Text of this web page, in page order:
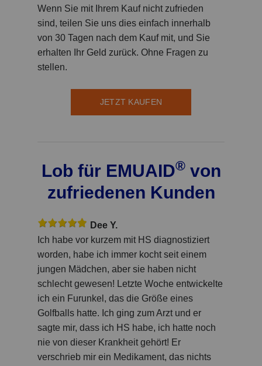
Wenn Sie mit Ihrem Kauf nicht zufrieden
sind, teilen Sie uns dies einfach innerhalb
von 30 Tagen nach dem Kauf mit, und Sie
erhalten Ihr Geld zurück. Ohne Fragen zu
stellen.
JETZT KAUFEN
Lob für EMUAID®von
zufriedenen Kunden
Dee Y.
Ich habe vor kurzem mit HS diagnostiziert
worden, habe ich immer kocht seit einem
jungen Mädchen, aber sie haben nicht
schlecht gewesen! Letzte Woche entwickelte
ich ein Furunkel, das die Größe eines
Golfballs hatte. Ich ging zum Arzt und er
sagte mir, dass ich HS habe, ich hatte noch
nie von dieser Krankheit gehört! Er
verschrieb mir ein Medikament, das nichts